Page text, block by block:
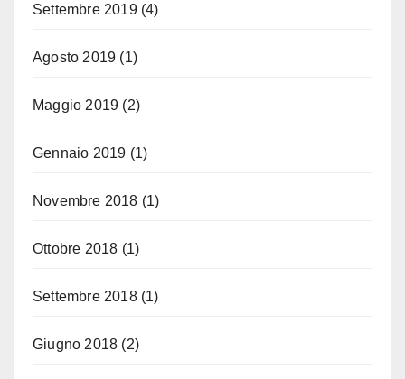
Settembre 2019(4)
Agosto 2019 (1)
Maggio 2019 (2)
Gennaio 2019 (1)
Novembre 2018 (1)
Ottobre 2018 (1)
Settembre 2018(1)
Giugno 2018 (2)